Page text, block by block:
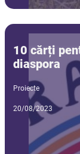
10 cărți
diaspora
Proiecte
20/08/2023